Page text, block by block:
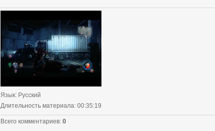
Язык: Русский
Длительность материала: 00:35:19
Всего комментариев: 0